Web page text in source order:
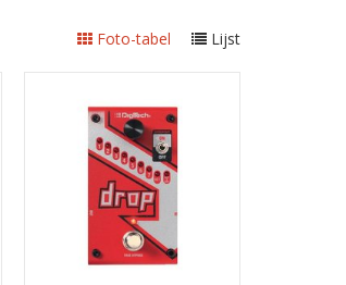
Foto-tabel Lijst